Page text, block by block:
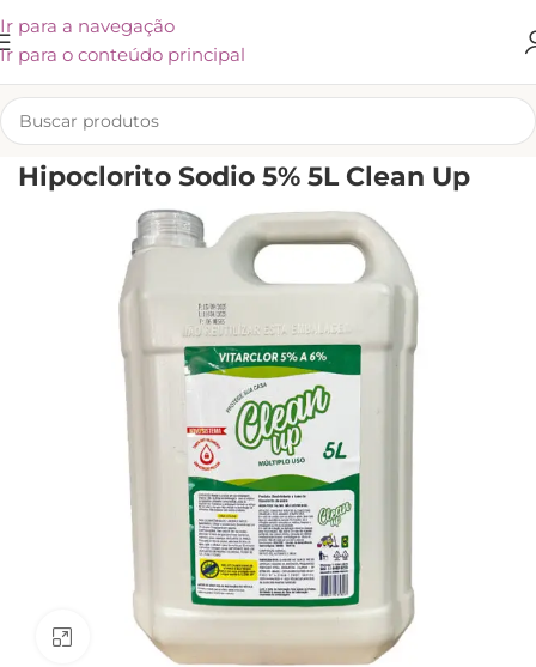
Ir para a navegação
Ir para o conteúdo principal
INÍCIO/KLIVEX
Hipoclorito Sodio 5% 5L Clean Up
Clique para ampliar